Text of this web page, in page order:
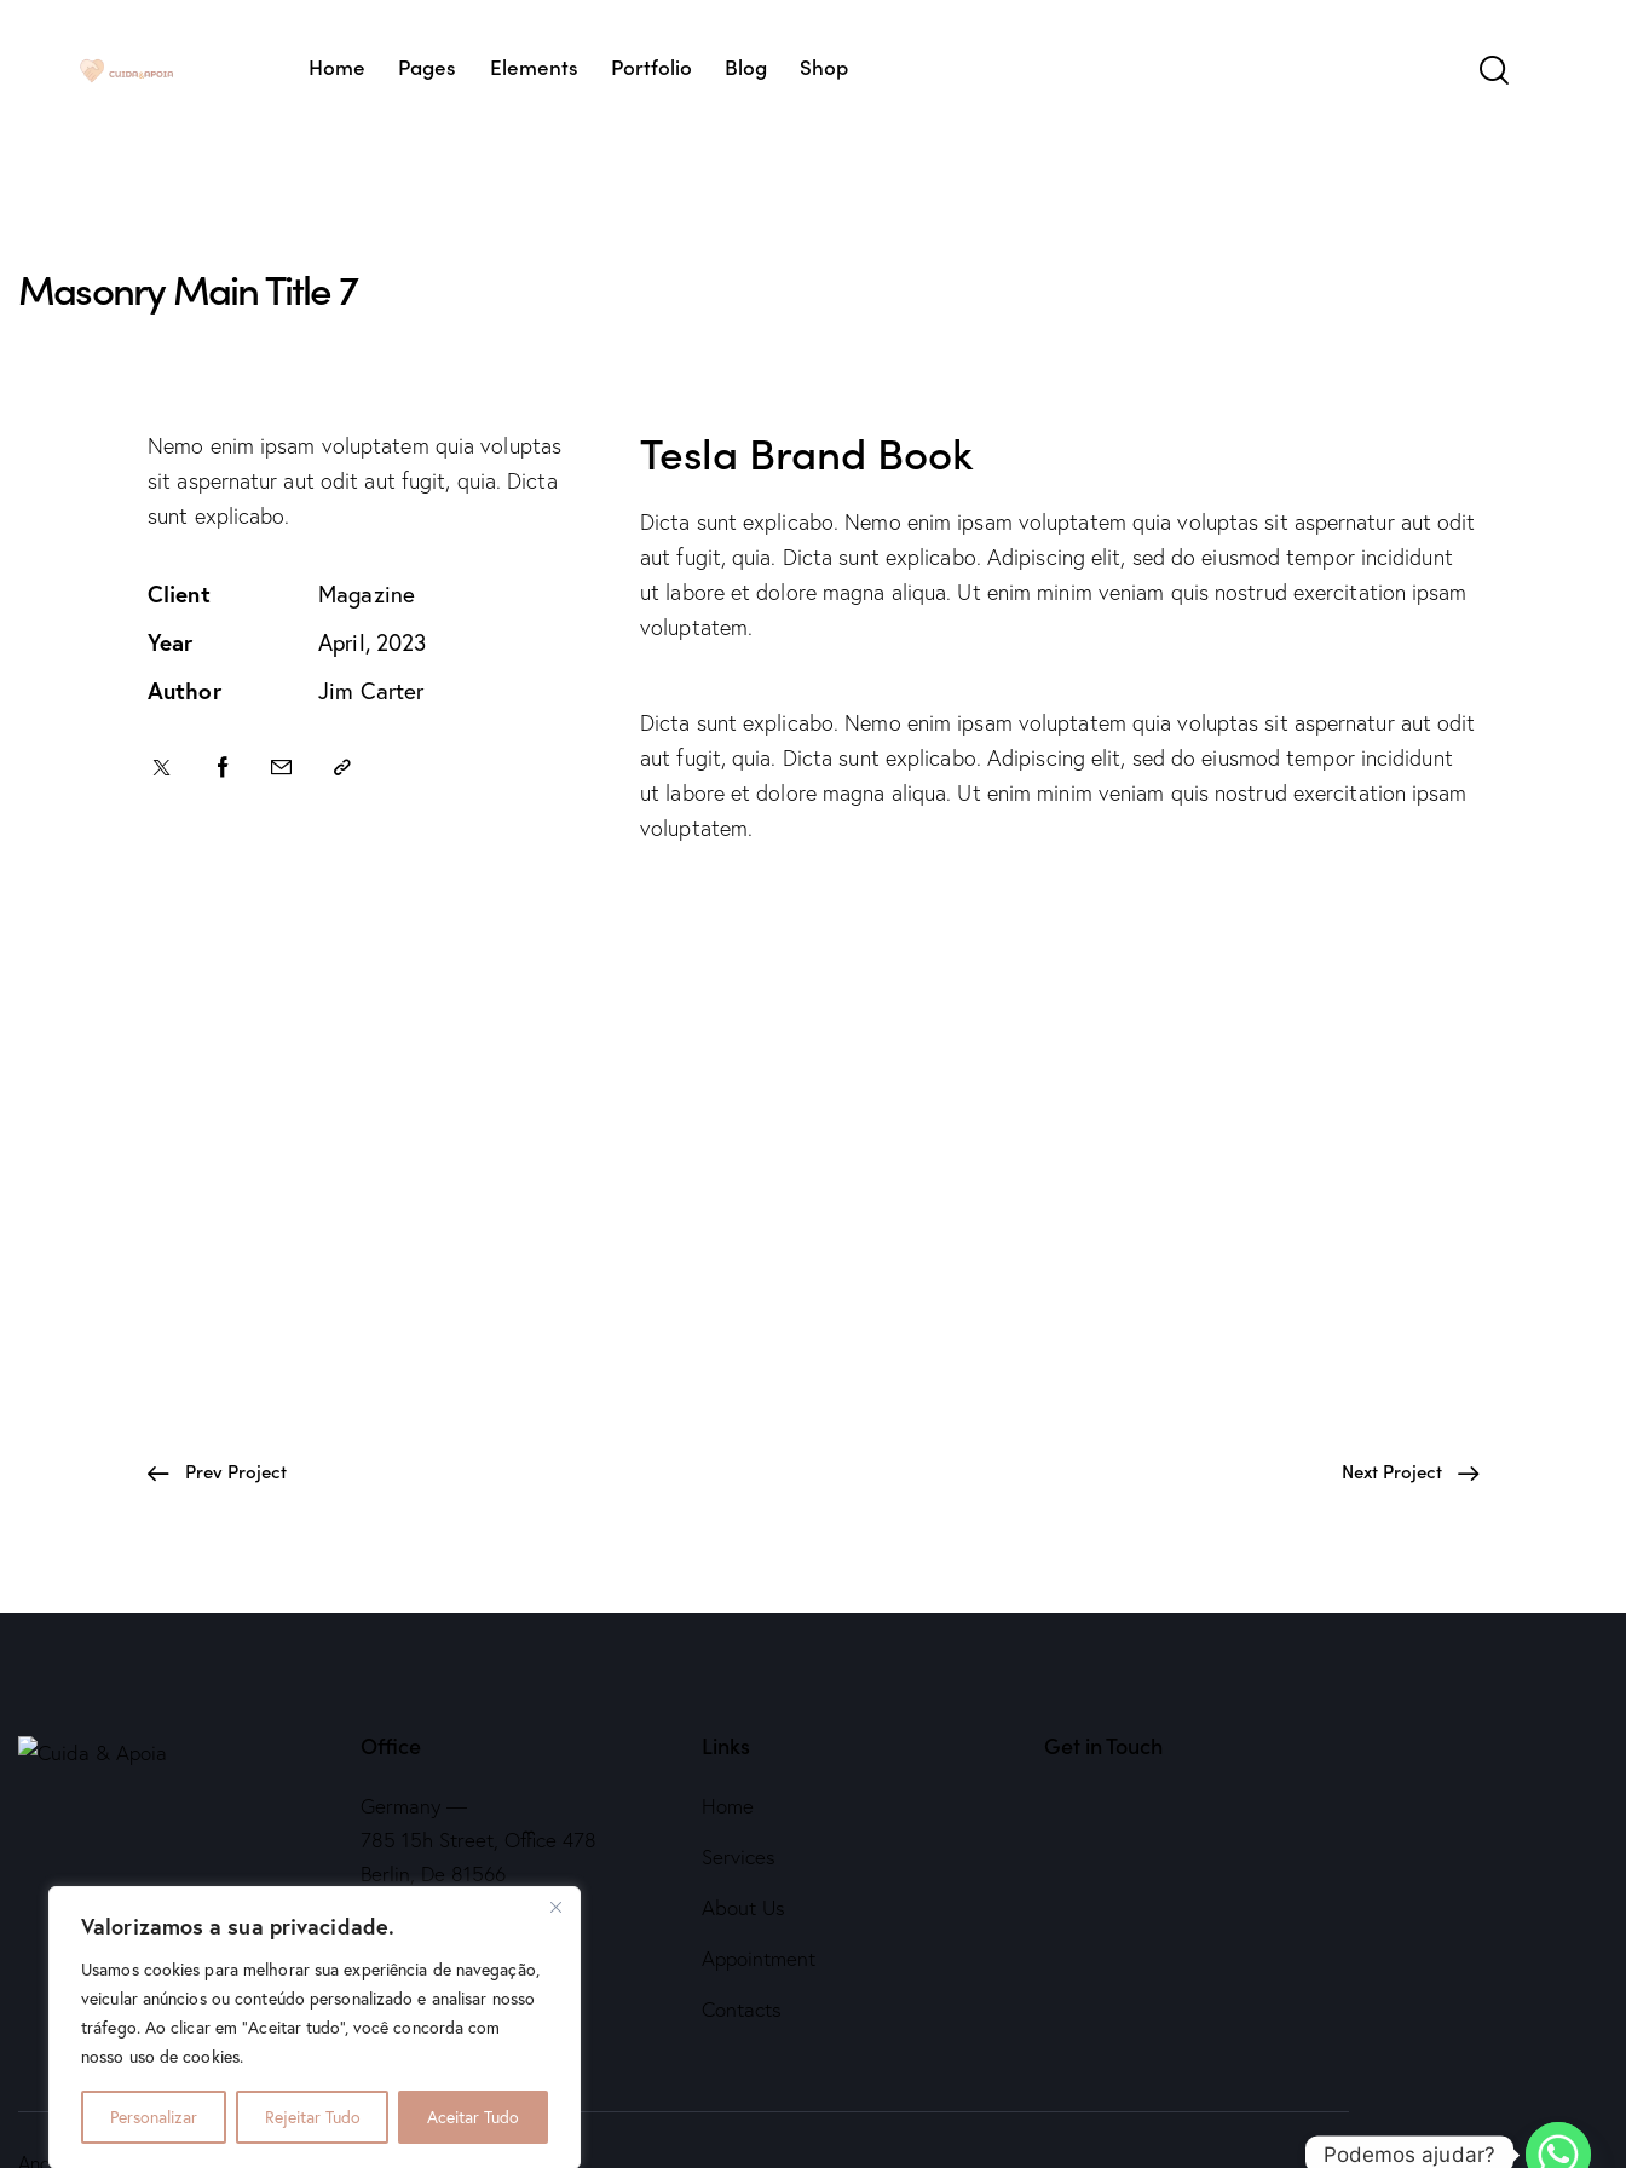
Valorizamos a sua privacidade.
Usamos cookies para melhorar sua experiência de navegação,
veicular anúncios ou conteúdo personalizado e analisar nosso
tráfego. Ao clicar em "Aceitar tudo", você concorda com
nosso uso de cookies.
Personalizar Rejeitar Tudo Aceitar Tudo
Home Pages Elements Portfolio Blog Shop
Masonry Main Title 7
Nemo enim ipsam voluptatem quia voluptas
sit aspernatur aut odit aut fugit, quia. Dicta
sunt explicabo.
Client
Magazine
Year
April, 2023
Author
Jim Carter
Tesla Brand Book
Dicta sunt explicabo. Nemo enim ipsam voluptatem quia voluptas sit aspernatur aut odit
aut fugit, quia. Dicta sunt explicabo. Adipiscing elit, sed do eiusmod tempor incididunt
ut labore et dolore magna aliqua. Ut enim minim veniam quis nostrud exercitation ipsam
voluptatem.
Dicta sunt explicabo. Nemo enim ipsam voluptatem quia voluptas sit aspernatur aut odit
aut fugit, quia. Dicta sunt explicabo. Adipiscing elit, sed do eiusmod tempor incididunt
ut labore et dolore magna aliqua. Ut enim minim veniam quis nostrud exercitation ipsam
voluptatem.
Prev Project Next Project
Office
Germany —
785 15h Street, Office 478
Berlin, De 81566
info@email.com
+1 840 841 25 69
Links
Home
Services
About Us
Appointment
Contacts
Get in Touch
AncoraThemes Podemos ajudar?